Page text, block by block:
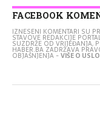
FACEBOOK
IZNESENI KOMENTARI SU
STAVOVE REDAKCIJE
SUZDRŽE OD VRIJEĐANJA,
HABER.BA ZADRŽAVA
OBJAŠNJENJA -VIŠE O